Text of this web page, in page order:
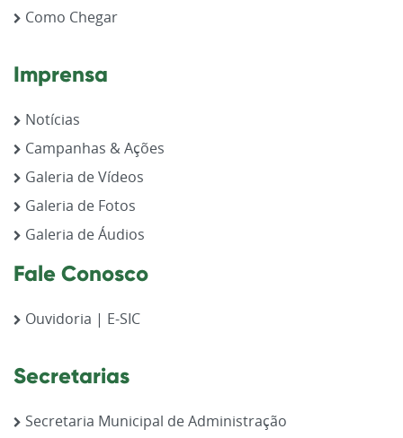
Como Chegar
Imprensa
Notícias
Campanhas & Ações
Galeria de Vídeos
Galeria de Fotos
Galeria de Áudios
Fale Conosco
Ouvidoria | E-SIC
Secretarias
Secretaria Municipal de Administração